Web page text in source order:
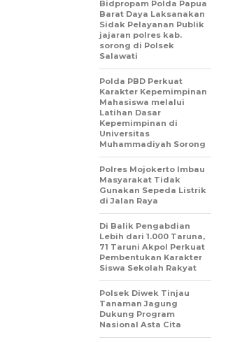
Bidpropam Polda Papua
Barat Daya Laksanakan
Sidak Pelayanan Publik
jajaran polres kab.
sorong di Polsek
Salawati
Polda PBD Perkuat
Karakter Kepemimpinan
Mahasiswa melalui
Latihan Dasar
Kepemimpinan di
Universitas
Muhammadiyah Sorong
Polres Mojokerto Imbau
Masyarakat Tidak
Gunakan Sepeda Listrik
di Jalan Raya
Di Balik Pengabdian
Lebih dari 1.000 Taruna,
71 Taruni Akpol Perkuat
Pembentukan Karakter
Siswa Sekolah Rakyat
Polsek Diwek Tinjau
Tanaman Jagung
Dukung Program
Nasional Asta Cita